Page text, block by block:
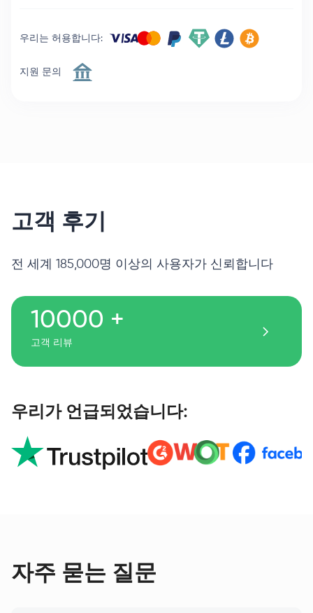
우리는 허용합니다:
지원 문의
고객 후기
전 세계 185,000명 이상의 사용자가 신뢰합니다
10000 +
고객 리뷰
우리가 언급되었습니다:
자주 묻는 질문